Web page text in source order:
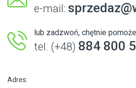
e-mail:
lub zadzwoń, chętnie
tel. (+48) 884 800
Adres: